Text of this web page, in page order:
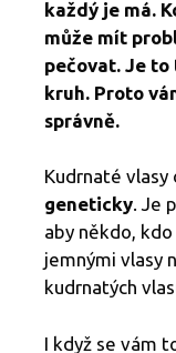
každý je má.
může mít
pečovat. Je
kruh. Proto
správně.
Kudrnaté
geneticky. Je
aby někdo,
jemnými vlasy
kudrnatých
I když se vám